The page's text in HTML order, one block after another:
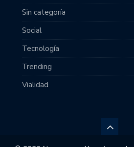
Sin categoría
Social
Tecnología
Trending
Vialidad